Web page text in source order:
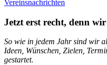
Vereinsnachrichten
Jetzt erst recht, denn
So wie in jedem Jahr sind wir
Ideen, Wünschen, Zielen,
gestartet.